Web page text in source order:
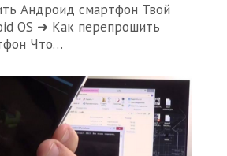
Андроид смартфон Твой
OS ➜ Как перепрошить
Что…